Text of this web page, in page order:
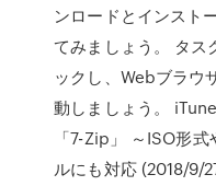
ンロードとインスト
てみましょう。 タス
ックし、Webブラ
動しましょう。
「7-Zip」 ～ISO形
ルにも対応 (2018/9/